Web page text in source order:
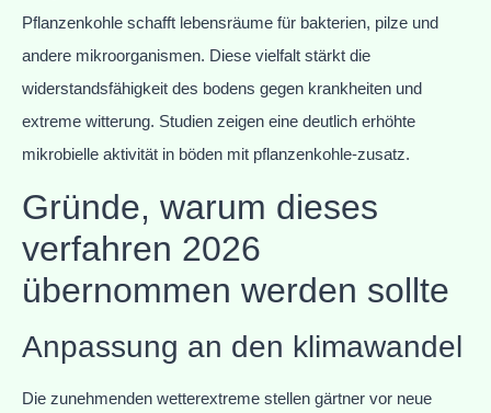
Pflanzenkohle schafft lebensräume für bakterien, pilze und
andere mikroorganismen. Diese vielfalt stärkt die
widerstandsfähigkeit des bodens gegen krankheiten und
extreme witterung. Studien zeigen eine deutlich erhöhte
mikrobielle aktivität in böden mit pflanzenkohle-zusatz.
Gründe, warum dieses
verfahren 2026
übernommen werden sollte
Anpassung an den klimawandel
Die zunehmenden wetterextreme stellen gärtner vor neue